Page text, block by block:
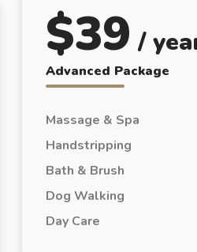
$39 /
Advanced Package
Massage & Spa
Handstripping
Bath & Brush
Dog Walking
Day Care